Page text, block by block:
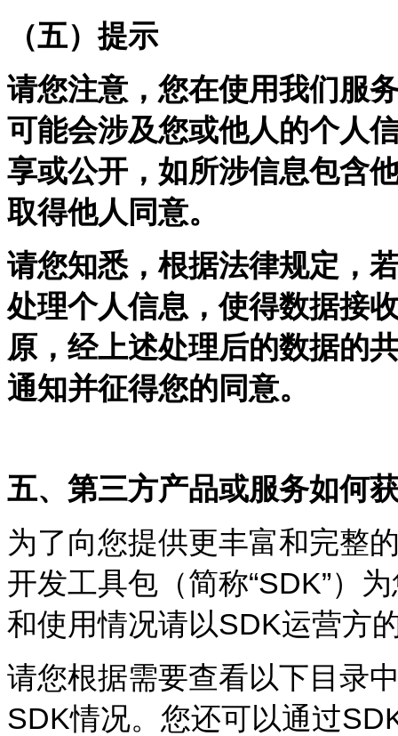
（五）提示
请您注意，您在使用我们服
可能会涉及您或他人的个人
享或公开，如所涉信息包含
取得他人同意。
请您知悉，根据法律规定，
处理个人信息，使得数据接
原，经上述处理后的数据的
通知并征得您的同意。
五、第三方产品或服务如何
为了向您提供更丰富和完整
开发工具包（简称“SDK”）
和使用情况请以SDK运营方
请您根据需要查看以下目录
SDK情况。您还可以通过